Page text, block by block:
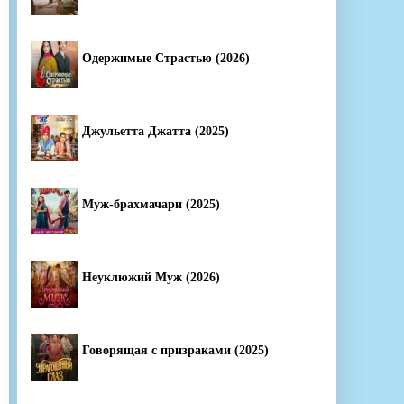
Одержимые Страстью (2026)
Джульетта Джатта (2025)
Муж-брахмачари (2025)
Неуклюжий Муж (2026)
Говорящая с призраками (2025)